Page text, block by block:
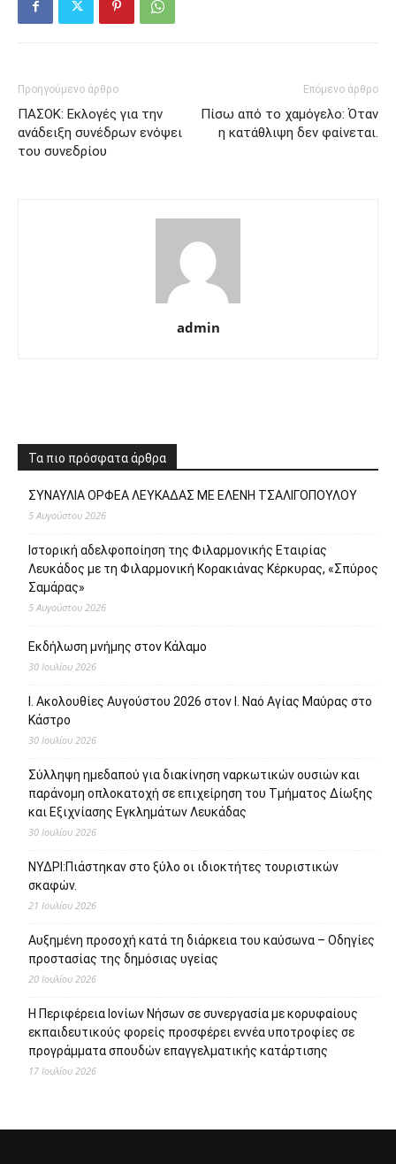
Προηγούμενο άρθρο
ΠΑΣΟΚ: Εκλογές για την
ανάδειξη συνέδρων ενόψει
του συνεδρίου
Επόμενο άρθρο
Πίσω από το χαμόγελο: Όταν
η κατάθλιψη δεν φαίνεται.
admin
Τα πιο πρόσφατα άρθρα
ΣΥΝΑΥΛΙΑ ΟΡΦΕΑ ΛΕΥΚΑΔΑΣ ΜΕ ΕΛΕΝΗ ΤΣΑΛΙΓΟΠΟΥΛΟΥ
5 Αυγούστου 2026
Ιστορική αδελφοποίηση της Φιλαρμονικής Εταιρίας
Λευκάδος με τη Φιλαρμονική Κορακιάνας Κέρκυρας, «Σπύρος
Σαμάρας»
5 Αυγούστου 2026
Εκδήλωση μνήμης στον Κάλαμο
30 Ιουλίου 2026
Ι. Ακολουθίες Αυγούστου 2026 στον Ι. Ναό Αγίας Μαύρας στο
Κάστρο
30 Ιουλίου 2026
Σύλληψη ημεδαπού για διακίνηση ναρκωτικών ουσιών και
παράνομη οπλοκατοχή σε επιχείρηση του Τμήματος Δίωξης
και Εξιχνίασης Εγκλημάτων Λευκάδας
30 Ιουλίου 2026
ΝΥΔΡΙ:Πιάστηκαν στο ξύλο οι ιδιοκτήτες τουριστικών
σκαφών.
21 Ιουλίου 2026
Αυξημένη προσοχή κατά τη διάρκεια του καύσωνα – Οδηγίες
προστασίας της δημόσιας υγείας
20 Ιουλίου 2026
Η Περιφέρεια Ιονίων Νήσων σε συνεργασία με κορυφαίους
εκπαιδευτικούς φορείς προσφέρει εννέα υποτροφίες σε
προγράμματα σπουδών επαγγελματικής κατάρτισης
17 Ιουλίου 2026